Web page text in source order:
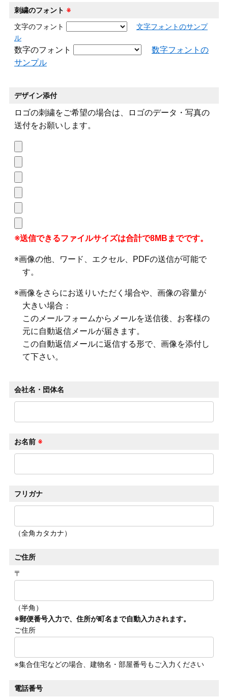
刺繍のフォント ※
文字のフォント
文字フォントのサンプ
ル
数字のフォント
数字フォントの
サンプル
デザイン添付
ロゴの刺繍をご希望の場合は、ロゴのデータ・写真の
送付をお願いします。
※送信できるファイルサイズは合計で8MBまでです。
※画像の他、ワード、エクセル、PDFの送信が可能で
す。
※画像をさらにお送りいただく場合や、画像の容量が
大きい場合：
このメールフォームからメールを送信後、お客様の
元に自動返信メールが届きます。
この自動返信メールに返信する形で、画像を添付し
て下さい。
会社名・団体名
お名前※
フリガナ
（全角カタカナ）
ご住所
〒
（半角）
※郵便番号入力で、住所が町名まで自動入力されます。
ご住所
※集合住宅などの場合、建物名・部屋番号もご入力ください
電話番号